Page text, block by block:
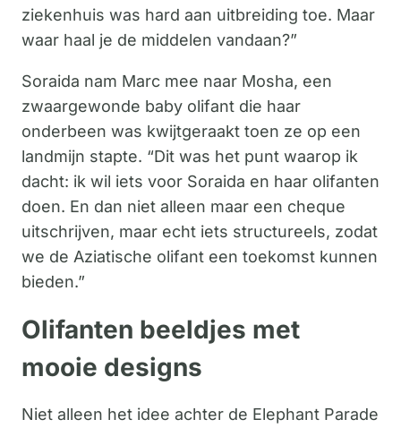
ziekenhuis was hard aan uitbreiding toe. Maar
waar haal je de middelen vandaan?”
Soraida nam Marc mee naar Mosha, een
zwaargewonde baby olifant die haar
onderbeen was kwijtgeraakt toen ze op een
landmijn stapte. “Dit was het punt waarop ik
dacht: ik wil iets voor Soraida en haar olifanten
doen. En dan niet alleen maar een cheque
uitschrijven, maar echt iets structureels, zodat
we de Aziatische olifant een toekomst kunnen
bieden.”
Olifanten beeldjes met
mooie designs
Niet alleen het idee achter de Elephant Parade